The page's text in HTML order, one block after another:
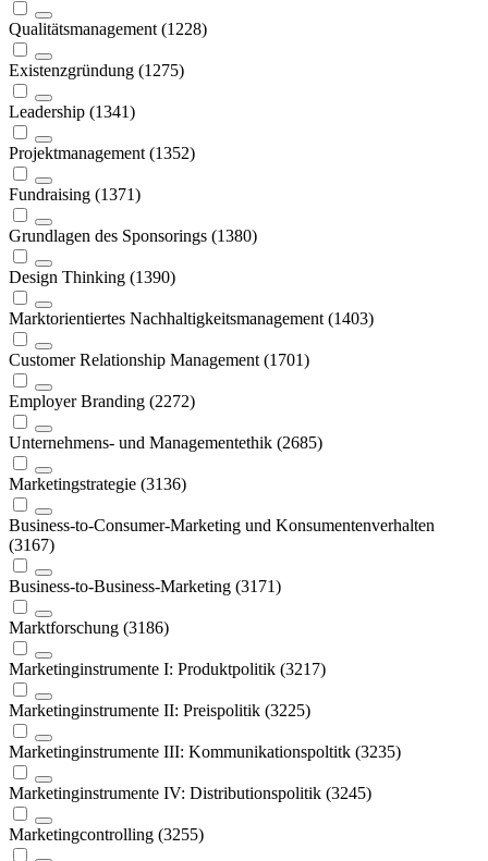
Qualitätsmanagement (1228)
Existenzgründung (1275)
Leadership (1341)
Projektmanagement (1352)
Fundraising (1371)
Grundlagen des Sponsorings (1380)
Design Thinking (1390)
Marktorientiertes Nachhaltigkeitsmanagement (1403)
Customer Relationship Management (1701)
Employer Branding (2272)
Unternehmens- und Managementethik (2685)
Marketingstrategie (3136)
Business-to-Consumer-Marketing und Konsumentenverhalten
(3167)
Business-to-Business-Marketing (3171)
Marktforschung (3186)
Marketinginstrumente I: Produktpolitik (3217)
Marketinginstrumente II: Preispolitik (3225)
Marketinginstrumente III: Kommunikationspoltitk (3235)
Marketinginstrumente IV: Distributionspolitik (3245)
Marketingcontrolling (3255)